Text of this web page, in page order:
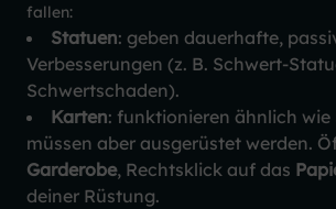
fallen:
Statuen: geben dauerhafte,
Verbesserungen (z. B. Schwert-
Schwertschaden).
Karten: funktionieren ähnlich wie
müssen aber ausgerüstet werden.
Garderobe, Rechtsklick auf das
deiner Rüstung.